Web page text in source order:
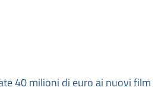
40 milioni di euro ai nuovi film